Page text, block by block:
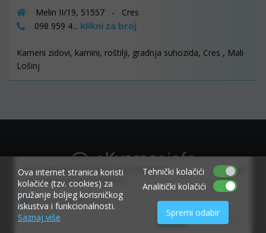
Allow www.ekvarner.info to send web push
notifications to your desktop.
Powered by SendPulse
Don't allow
Allow
×
Melin II/19, 51557 - Cres
098 959 4... klikni za broj
Kameni zidovi, kamini, roštilji, gradnja suhozida, Cres , Mali
Lošinj
Ova internet stranica koristi
kolačiće (tzv. cookies) za
pružanje boljeg korisničkog
iskustva i funkcionalnosti.
Saznaj više
Tehnički kolačići
Analitički kolačići
Spremi odabir